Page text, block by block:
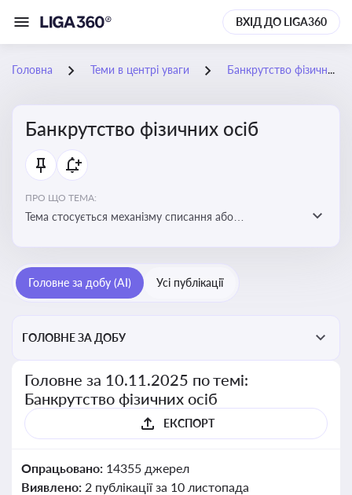
ВХІД ДО LIGA360
Головна Теми в центрі уваги Банкрутство фізичних осіб
Банкрутство фізичних осіб
ПРО ЩО ТЕМА:
Тема стосується механізму списання або
права як боржника, так і кредиторів
Головне за добу (AI) Усі публікації
ГОЛОВНЕ ЗА ДОБУ
Головне за 10.11.2025 по темі:
Банкрутство фізичних осіб
ЕКСПОРТ
Опрацьовано: 14355 джерел
Виявлено: 2 публікації за 10 листопада